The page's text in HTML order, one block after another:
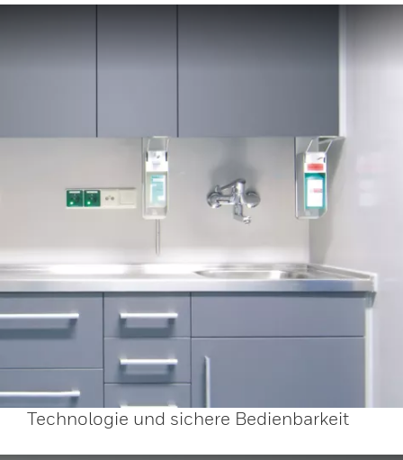
Technologie und sichere Bedienbarkeit